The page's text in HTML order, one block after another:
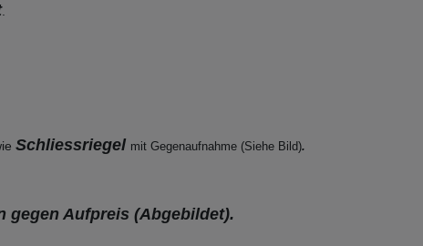
.
Schliessriegel mit Gegenaufnahme (Siehe Bild).
gegen Aufpreis (Abgebildet).